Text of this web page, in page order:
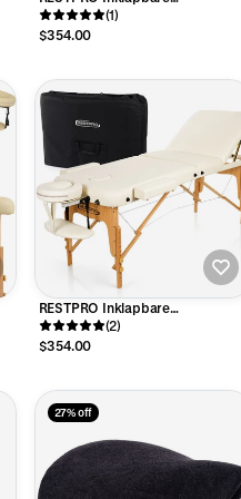
Massagetafel VIP 3 Zwart
(1)
$354.00
RESTPRO Inklapbare
Massagetafel VIP 3 Créme
(2)
$354.00
27% off